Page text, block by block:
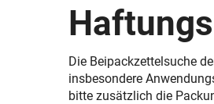
Unsere Apotheke
Ohne Rezepte keine
Übersicht
Reservierung
Erkrankungen im Alter
Ästhetische Chirurgie
Die Beipackzettelsuche
insbesondere
bitte zusätzlich die